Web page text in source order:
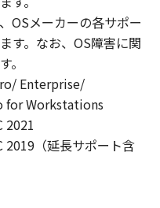
OF
IS
WARRANTY OF
OR IMPLIED,
TO THE
PURPOSE.
OSメーカーの各サポー
す。なお、OS障害に関
。
Enterprise/
for Workstations
2021
2019（延長サポート含